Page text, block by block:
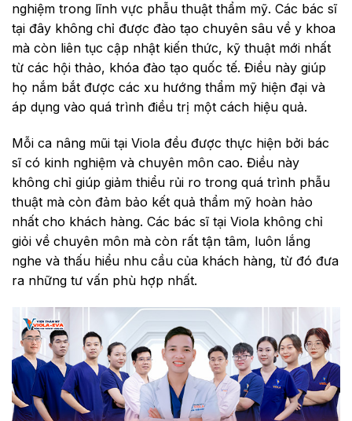
nghiệm trong lĩnh vực phẫu thuật thẩm mỹ. Các bác sĩ
tại đây không chỉ được đào tạo chuyên sâu về y khoa
mà còn liên tục cập nhật kiến thức, kỹ thuật mới nhất
từ các hội thảo, khóa đào tạo quốc tế. Điều này giúp
họ nắm bắt được các xu hướng thẩm mỹ hiện đại và
áp dụng vào quá trình điều trị một cách hiệu quả.
Mỗi ca nâng mũi tại Viola đều được thực hiện bởi bác
sĩ có kinh nghiệm và chuyên môn cao. Điều này
không chỉ giúp giảm thiểu rủi ro trong quá trình phẫu
thuật mà còn đảm bảo kết quả thẩm mỹ hoàn hảo
nhất cho khách hàng. Các bác sĩ tại Viola không chỉ
giỏi về chuyên môn mà còn rất tận tâm, luôn lắng
nghe và thấu hiểu nhu cầu của khách hàng, từ đó đưa
ra những tư vấn phù hợp nhất.